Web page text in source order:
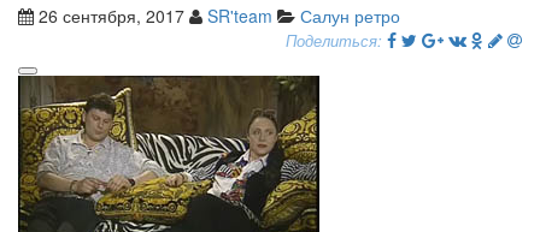
26 сентября, 2017 SR'team Салун ретро
Поделиться: